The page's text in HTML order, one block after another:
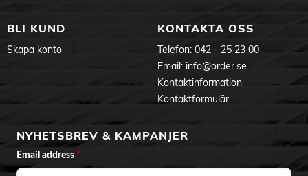
BLI KUND
Skapa konto
KONTAKTA OSS
Telefon: 042 - 25 23 00
Email: info@order.se
Kontaktinformation
Kontaktformulär
NYHETSBREV & KAMPANJER
Email address *